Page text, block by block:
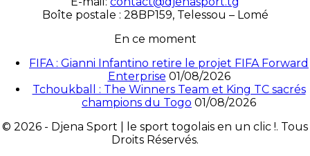
Boîte postale : 28BP159, Telessou – Lomé
En ce moment
FIFA : Gianni Infantino retire le projet FIFA Forward
Enterprise 01/08/2026
Tchoukball : The Winners Team et King TC sacrés
champions du Togo 01/08/2026
© 2026 - Djena Sport | le sport togolais en un clic !. Tous
Droits Réservés.